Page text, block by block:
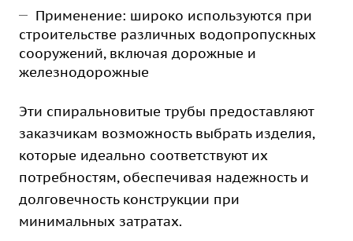
Применение: широко используются при
строительстве различных водопропускных
сооружений, включая дорожные и
железнодорожные
Эти спиральновитые трубы предоставляют
заказчикам возможность выбрать изделия,
которые идеально соответствуют их
потребностям, обеспечивая надежность и
долговечность конструкции при
минимальных затратах.